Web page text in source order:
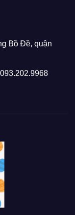
Bồ Đề, quận